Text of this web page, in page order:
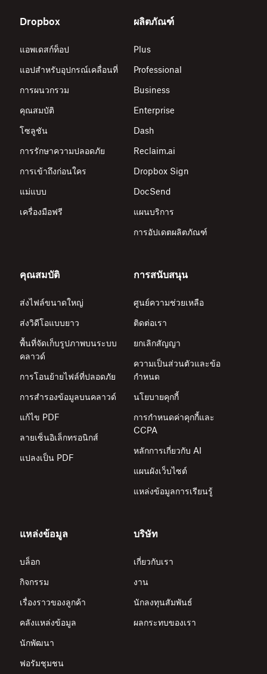
Dropbox
แอพเดสก์ท็อป
แอปสำหรับอุปกรณ์เคลื่อนที่
การผนวกรวม
คุณสมบัติ
โซลูชัน
การรักษาความปลอดภัย
การเข้าถึงก่อนใคร
แม่แบบ
เครื่องมือฟรี
ผลิตภัณฑ์
Plus
Professional
Business
Enterprise
Dash
Reclaim.ai
Dropbox Sign
DocSend
แผนบริการ
การอัปเดตผลิตภัณฑ์
คุณสมบัติ
ส่งไฟล์ขนาดใหญ่
ส่งวิดีโอแบบยาว
พื้นที่จัดเก็บรูปภาพบนระบบ
คลาวด์
การโอนย้ายไฟล์ที่ปลอดภัย
การสำรองข้อมูลบนคลาวด์
แก้ไข PDF
ลายเซ็นอิเล็กทรอนิกส์
แปลงเป็น PDF
การสนับสนุน
ศูนย์ความช่วยเหลือ
ติดต่อเรา
ยกเลิกสัญญา
ความเป็นส่วนตัวและข้อ
กำหนด
นโยบายคุกกี้
การกำหนดค่าคุกกี้และ
CCPA
หลักการเกี่ยวกับ AI
แผนผังเว็บไซต์
แหล่งข้อมูลการเรียนรู้
แหล่งข้อมูล
บล็อก
กิจกรรม
เรื่องราวของลูกค้า
คลังแหล่งข้อมูล
นักพัฒนา
ฟอรัมชุมชน
บริษัท
เกี่ยวกับเรา
งาน
นักลงทุนสัมพันธ์
ผลกระทบของเรา